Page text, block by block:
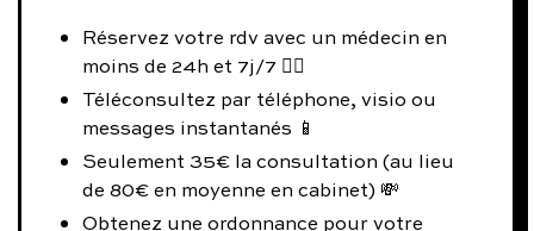
Réservez votre rdv avec un médecin en
moins de 24h et 7j/7 👨‍⚕️
Téléconsultez par téléphone, visio ou
messages instantanés 📱
Seulement 35€ la consultation (au lieu
de 80€ en moyenne en cabinet) 💸
Obtenez une ordonnance pour votre